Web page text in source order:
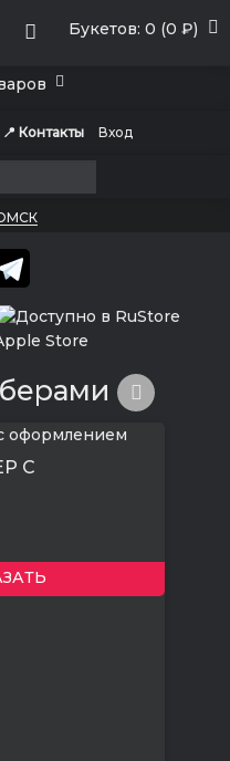
Букетов: 0 (0 ₽)
📍 Контакты Вход
С